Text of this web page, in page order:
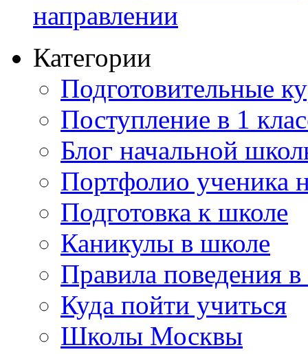
направлении
Категории
Подготовительные
Поступление в 1
Блог начальной
Портфолио ученика
Подготовка к школе
Каникулы в школе
Правила поведения
Куда пойти учиться
Школы Москвы